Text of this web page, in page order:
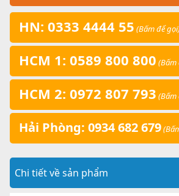
HN: 0333 4444 55 (Bấm để
HCM 1: 0589 800 800 (Bấm
HCM 2: 0972 807 793 (Bấm
Hải Phòng: 0934 682 679
Chi tiết về sản phẩm